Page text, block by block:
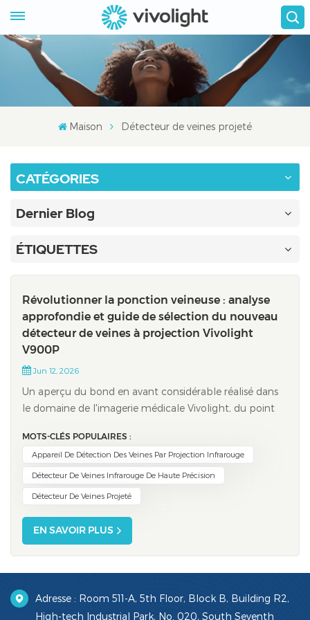
Maison Détecteur de veines projeté
CATÉGORIES
Dernier Blog
ÉTIQUETTES
Révolutionner la ponction veineuse : analyse
approfondie et guide de sélection du nouveau
détecteur de veines à projection Vivolight
V900P
Jun 12, 2026
Un aperçu du bond en avant considérable réalisé dans
le domaine de l'imagerie médicale Vivolight, du point
numériquesEn soins infirmiers cliniques, la ponction
veineuse est l'une des interventions les plus
fondamentales et les plus fréquentes. Cepend...
MOTS-CLÉS POPULAIRES :
Appareil De Détection Des Veines Par Projection Infrarouge
Détecteur De Veines Infrarouge De Haute Précision
Détecteur De Veines Projeté
EN SAVOIR PLUS
Adresse : Room 511-A, 5th Floor, Block B, Building R2,
High-tech Industrial Park, No. 020, South Seventh